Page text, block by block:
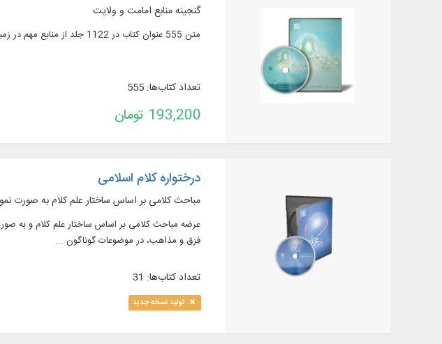
گنجینه منابع امامت و ولایت
متن 555 عنوان کتاب در 1122 جلد از منابع مهم در زمينه امامت و ولايت، به زبان عربی و فارسی ...
تعداد کتاب‌ها: 555
193,200 تومان
درختواره کلام اسلامی
مباحث کلامی بر اساس ساختار علم کلام به صورت
عرضه مباحث کلامی بر اساس ساختار علم کلام و به
فِرَق و مذاهب، در موضوعات گوناگون ...
تعداد کتاب‌ها: 31
تولید نسخه جدید